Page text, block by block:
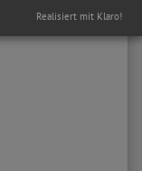
Realisiert mit Klaro!